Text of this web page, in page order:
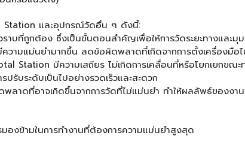
Station และอุปกรณ์วัดอื่น ๆ ดังนี้:
บที่ถูกต้อง ซึ่งเป็นขั้นตอนสำคัญเพื่อให้การวัดระยะทางและมุ
วามแม่นยำมากขึ้น ลดข้อผิดพลาดที่เกิดจากการตั้งเครื่องมือ
Station มีความเสถียร ไม่เกิดการเคลื่อนที่หรือโยกเยกขณะ
รับระดับเป็นไปอย่างรวดเร็วและสะดวก
าดที่อาจเกิดขึ้นจากการวัดที่ไม่แม่นยำ ทำให้ผลลัพธ์ของงา
องข้ามในการทำงานที่ต้องการความแม่นยำสูงสุด